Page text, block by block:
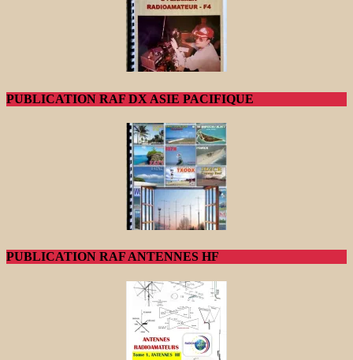
PUBLICATION RAF DX ASIE PACIFIQUE
PUBLICATION RAF ANTENNES HF